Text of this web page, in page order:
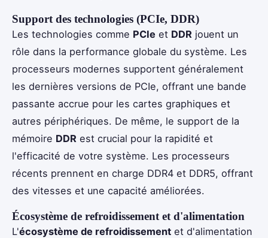
Support des technologies (PCIe, DDR)
Les technologies comme PCIe et DDR jouent un
rôle dans la performance globale du système. Les
processeurs modernes supportent généralement
les dernières versions de PCIe, offrant une bande
passante accrue pour les cartes graphiques et
autres périphériques. De même, le support de la
mémoire DDR est crucial pour la rapidité et
l'efficacité de votre système. Les processeurs
récents prennent en charge DDR4 et DDR5, offrant
des vitesses et une capacité améliorées.
Écosystème de refroidissement et d'alimentation
L'écosystème de refroidissement et d'alimentation